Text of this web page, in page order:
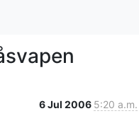
6 Jul 2006 5:20 a.m.